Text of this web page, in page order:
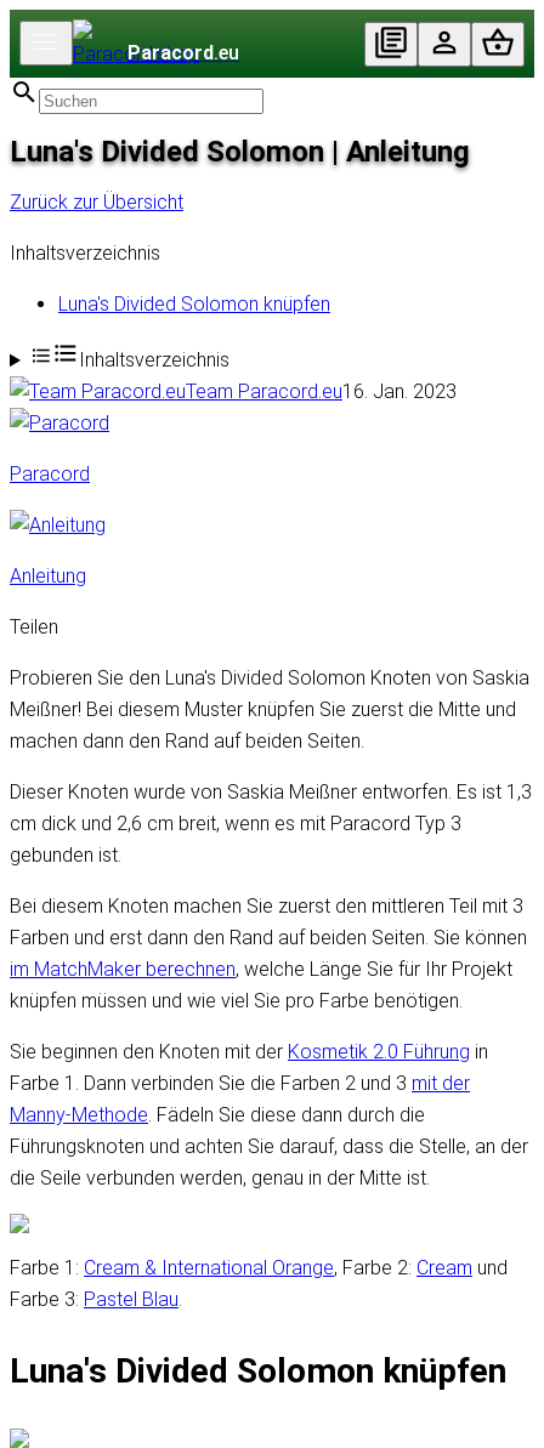
Paracord.eu
Luna's Divided Solomon | Anleitung
Zurück zur Übersicht
Inhaltsverzeichnis
Luna's Divided Solomon knüpfen
Inhaltsverzeichnis
Team Paracord.eu16. Jan. 2023
Paracord
Anleitung
Teilen
Probieren Sie den Luna's Divided Solomon Knoten von Saskia
Meißner! Bei diesem Muster knüpfen Sie zuerst die Mitte und
machen dann den Rand auf beiden Seiten.
Dieser Knoten wurde von Saskia Meißner entworfen. Es ist 1,3
cm dick und 2,6 cm breit, wenn es mit Paracord Typ 3
gebunden ist.
Bei diesem Knoten machen Sie zuerst den mittleren Teil mit 3
Farben und erst dann den Rand auf beiden Seiten. Sie können
im MatchMaker berechnen, welche Länge Sie für Ihr Projekt
knüpfen müssen und wie viel Sie pro Farbe benötigen.
Sie beginnen den Knoten mit der Kosmetik 2.0 Führung in
Farbe 1. Dann verbinden Sie die Farben 2 und 3 mit der
Manny-Methode. Fädeln Sie diese dann durch die
Führungsknoten und achten Sie darauf, dass die Stelle, an der
die Seile verbunden werden, genau in der Mitte ist.
Farbe 1: Cream & International Orange, Farbe 2: Cream und
Farbe 3: Pastel Blau.
Luna's Divided Solomon knüpfen